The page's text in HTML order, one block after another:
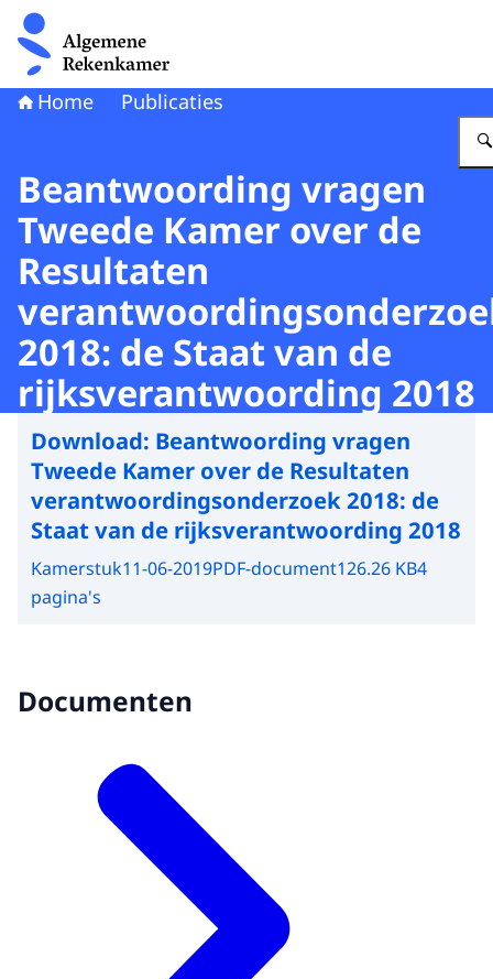
Naar de homepage van Algemene Rekenkamer
Home Publicaties
Beantwoording vragen
Tweede Kamer over de
Resultaten
2018: de Staat van de
rijksverantwoording 2018
Download: Beantwoording vragen
Tweede Kamer over de Resultaten
verantwoordingsonderzoek 2018: de
Staat van de rijksverantwoording 2018
Kamerstuk11-06-2019PDF-document126.26 KB4
pagina's
Documenten